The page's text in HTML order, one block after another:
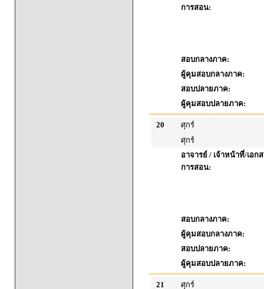
การสอน:
สอบกลางภาค:
ผู้คุมสอบกลางภาค:
สอบปลายภาค:
ผู้คุมสอบปลายภาค:
20
ศุกร์
ศุกร์
อาจารย์ / เจ้าหน้าที่/เอก
การสอน:
สอบกลางภาค:
ผู้คุมสอบกลางภาค:
สอบปลายภาค:
ผู้คุมสอบปลายภาค:
21
ศุกร์